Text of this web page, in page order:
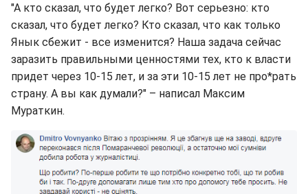
"А кто сказал, что будет легко? Вот серьезно: кто
сказал, что будет легко? Кто сказал, что как только
Янык сбежит - все изменится? Наша задача сейчас
заразить правильными ценностями тех, кто к власти
придет через 10-15 лет, и за эти 10-15 лет не про*рать
страну. А вы как думали?" – написал Максим
Мураткин.